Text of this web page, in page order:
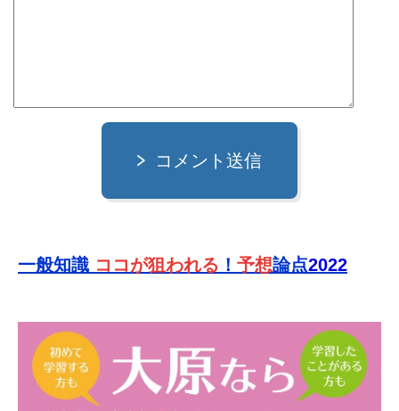
コメント送信
一般知識 ココが狙われる ！ 予想論点2022